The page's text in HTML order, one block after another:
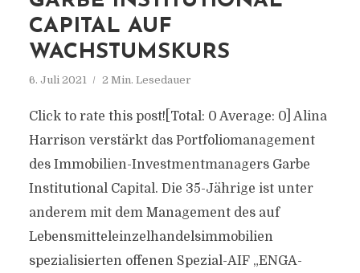
CAPITAL AUF
WACHSTUMSKURS
6. Juli 2021 2 Min. Lesedauer
Click to rate this post![Total: 0 Average: 0] Alina
Harrison verstärkt das Portfoliomanagement
des Immobilien-Investmentmanagers Garbe
Institutional Capital. Die 35-Jährige ist unter
anderem mit dem Management des auf
Lebensmitteleinzelhandelsimmobilien
spezialisierten offenen Spezial-AIF „ENGA-